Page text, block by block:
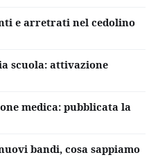
e arretrati nel cedolino
scuola: attivazione
medica: pubblicata la
bandi, cosa sappiamo